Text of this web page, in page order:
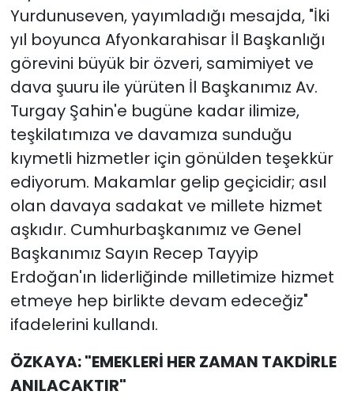
Yurdunuseven, yayımladığı mesajda, "İki
yıl boyunca Afyonkarahisar İl Başkanlığı
görevini büyük bir özveri, samimiyet ve
dava şuuru ile yürüten İl Başkanımız Av.
Turgay Şahin'e bugüne kadar ilimize,
teşkilatımıza ve davamıza sunduğu
kıymetli hizmetler için gönülden teşekkür
ediyorum. Makamlar gelip geçicidir; asıl
olan davaya sadakat ve millete hizmet
aşkıdır. Cumhurbaşkanımız ve Genel
Başkanımız Sayın Recep Tayyip
Erdoğan'ın liderliğinde milletimize hizmet
etmeye hep birlikte devam edeceğiz"
ifadelerini kullandı.
ÖZKAYA: "EMEKLERİ HER ZAMAN TAKDİRLE
ANILACAKTIR"